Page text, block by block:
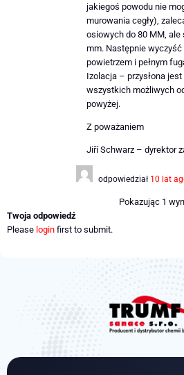
jakiegoś powodu nie
murowania cegły),
osiowych do 80 MM,
mm. Następnie
powietrzem i pełnym
Izolacja – przysłona
wszystkich możliwych
powyżej.
Z poważaniem
Jiří Schwarz – dyrektor
odpowiedział 10 lat
Pokazując 1
Twoja odpowiedź
Please login first to submit.